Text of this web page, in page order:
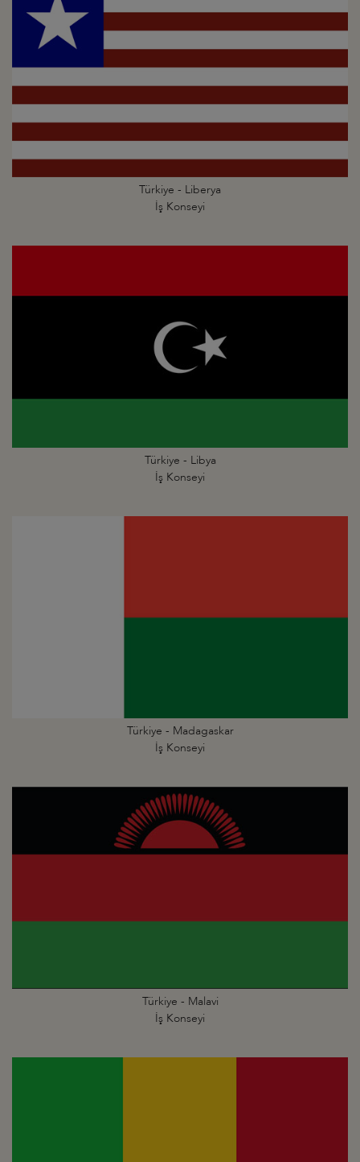
Türkiye - Liberya
İş Konseyi
Türkiye - Libya
İş Konseyi
Türkiye - Madagaskar
İş Konseyi
Türkiye - Malavi
İş Konseyi